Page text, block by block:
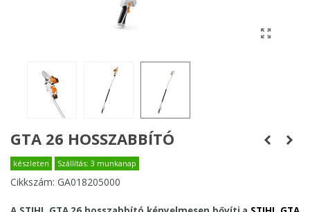
GTA 26 HOSSZABBÍTÓ
készleten Szállítás: 3 munkanap
Cikkszám: GA018205000